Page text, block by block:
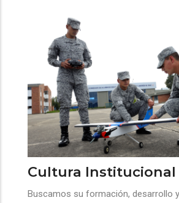
Cultura Institucional
Buscamos su formación, desarrollo